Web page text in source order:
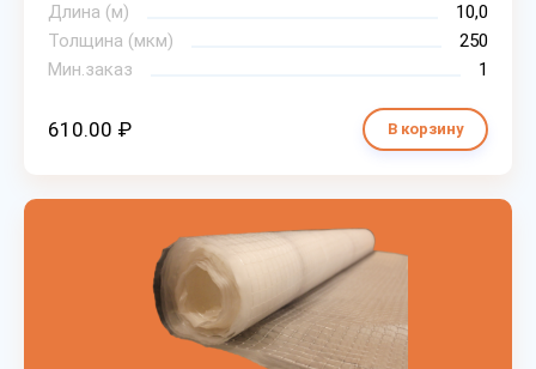
Длина (м)
10,0
Толщина (мкм)
250
Мин.заказ
1
610.00 ₽ В корзину